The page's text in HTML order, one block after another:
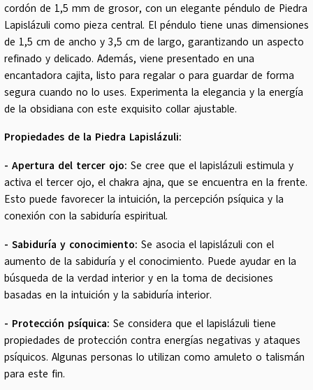
cordón de 1,5 mm de grosor, con un elegante péndulo de Piedra
Lapislázuli como pieza central. El péndulo tiene unas dimensiones
de 1,5 cm de ancho y 3,5 cm de largo, garantizando un aspecto
refinado y delicado. Además, viene presentado en una
encantadora cajita, listo para regalar o para guardar de forma
segura cuando no lo uses. Experimenta la elegancia y la energía
de la obsidiana con este exquisito collar ajustable.
Propiedades de la Piedra Lapislázuli:
- Apertura del tercer ojo: Se cree que el lapislázuli estimula y
activa el tercer ojo, el chakra ajna, que se encuentra en la frente.
Esto puede favorecer la intuición, la percepción psíquica y la
conexión con la sabiduría espiritual.
- Sabiduría y conocimiento: Se asocia el lapislázuli con el
aumento de la sabiduría y el conocimiento. Puede ayudar en la
búsqueda de la verdad interior y en la toma de decisiones
basadas en la intuición y la sabiduría interior.
- Protección psíquica: Se considera que el lapislázuli tiene
propiedades de protección contra energías negativas y ataques
psíquicos. Algunas personas lo utilizan como amuleto o talismán
para este fin.